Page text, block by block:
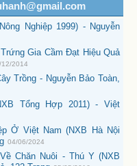
Nghiệp 1999) - Nguyễn
Gia Cầm Đạt Hiệu Quả
12/2014
Trồng - Nguyễn Bảo Toàn,
Tổng Hợp 2011) - Việt
Ở Việt Nam (NXB Hà Nội
04/06/2024
Chăn Nuôi - Thú Y (NXB